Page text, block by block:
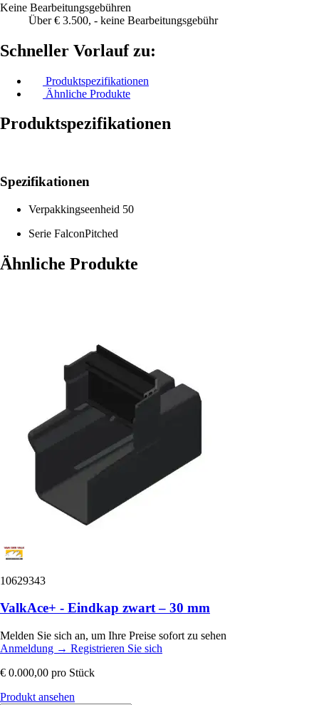
Keine Bearbeitungsgebühren
Über € 3.500, - keine Bearbeitungsgebühr
Schneller Vorlauf zu:
Produktspezifikationen
Ähnliche Produkte
Produktspezifikationen
Spezifikationen
Verpakkingseenheid 50
Serie FalconPitched
Ähnliche Produkte
10629343
ValkAce+ - Eindkap zwart – 30 mm
Melden Sie sich an, um Ihre Preise sofort zu sehen
Anmeldung → Registrieren Sie sich
€ 0.000,00 pro Stück
Produkt ansehen